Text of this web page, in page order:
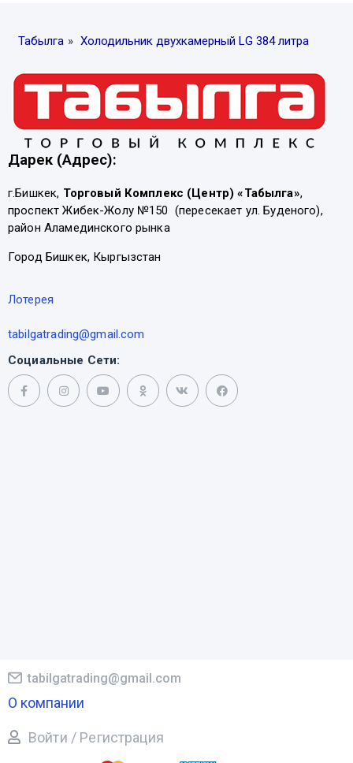
Табылга » Холодильник двухкамерный LG 384 литра
Дарек (Адрес):
г.Бишкек, Торговый Комплекс (Центр) «Табылга»,
проспект Жибек-Жолу №150 (пересекает ул. Буденого),
район Аламединского рынка
Город Бишкек, Кыргызстан
Лотерея
tabilgatrading@gmail.com
Социальные Сети:
tabilgatrading@gmail.com
О компании
Войти / Регистрация